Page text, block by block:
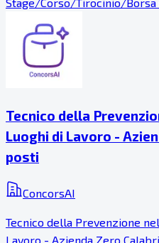
Tecnico della
Luoghi di Lavoro -
posti
ConcorsAI
Tecnico della Prevenzione
Lavoro - Azienda Zero